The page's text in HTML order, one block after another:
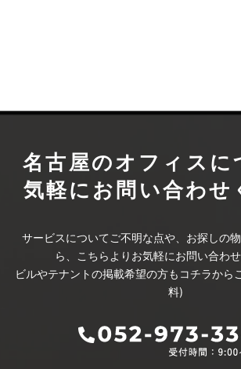
名古屋のオフィスに
気軽にお問い合わせ
サービスについてご不明な点や、お探しの
ら、こちらよりお気軽にお問い合わせ
ビルやテナントの掲載希望の方もコチラから
料)